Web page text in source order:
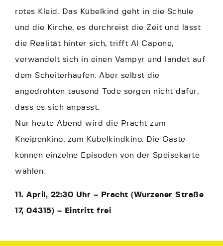
rotes Kleid. Das Kübelkind geht in die Schule
und die Kirche, es durchreist die Zeit und lässt
die Realität hinter sich, trifft Al Capone,
verwandelt sich in einen Vampyr und landet auf
dem Scheiterhaufen. Aber selbst die
angedrohten tausend Tode sorgen nicht dafür,
dass es sich anpasst.
Nur heute Abend wird die Pracht zum
Kneipenkino, zum Kübelkindkino. Die Gäste
können einzelne Episoden von der Speisekarte
wählen.
11. April, 22:30 Uhr – Pracht (Wurzener Straße
17, 04315) – Eintritt frei